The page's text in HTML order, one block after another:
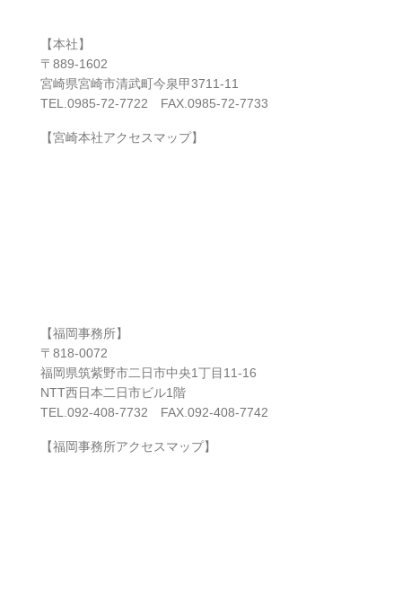
【本社】
〒889-1602
宮崎県宮崎市清武町今泉甲3711-11
TEL.0985-72-7722 FAX.0985-72-7733
【宮崎本社アクセスマップ】
【福岡事務所】
〒818-0072
福岡県筑紫野市二日市中央1丁目11-16
NTT西日本二日市ビル1階
TEL.092-408-7732 FAX.092-408-7742
【福岡事務所アクセスマップ】